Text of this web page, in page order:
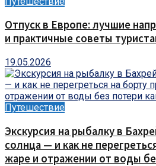
Отпуск в Европе: лучшие
и практичные советы
19.05.2026
Путешествие
Экскурсия на рыбалку в
солнца — и как не
жаре и отражении от воды